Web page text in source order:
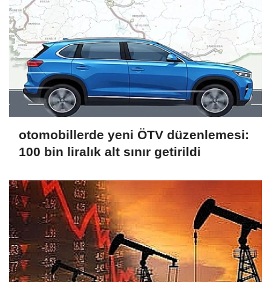
otomobillerde yeni ÖTV düzenlemesi:
100 bin liralık alt sınır getirildi